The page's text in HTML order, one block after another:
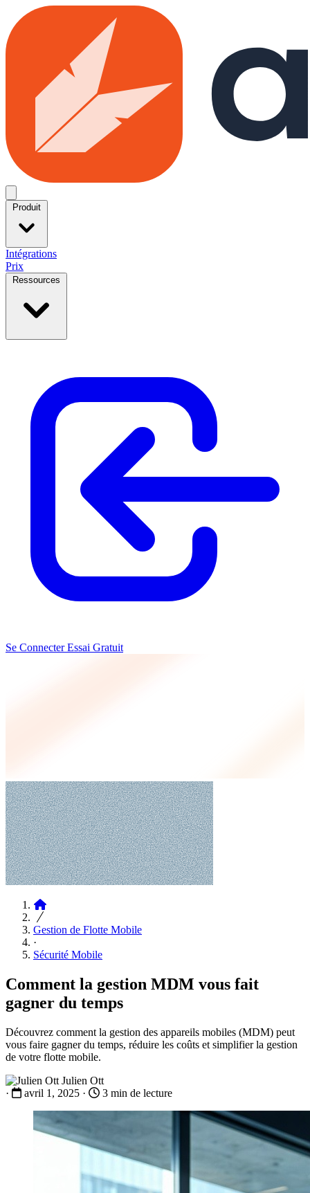
Skip to main content
Produit
Intégrations
Prix
Ressources
Se ConnecterEssai Gratuit
Gestion de Flotte Mobile
·
Sécurité Mobile
Comment la gestion MDM vous fait
gagner du temps
Découvrez comment la gestion des appareils mobiles (MDM) peut
vous faire gagner du temps, réduire les coûts et simplifier la gestion
de votre flotte mobile.
Julien Ott
·
avril 1, 2025 · 3 min de lecture